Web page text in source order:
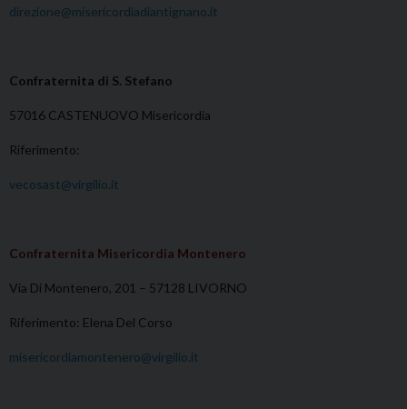
direzione@misericordiadiantignano.it
Confraternita di S. Stefano
57016 CASTENUOVO Misericordia
Riferimento:
vecosast@virgilio.it
Confraternita Misericordia Montenero
Via Di Montenero, 201 – 57128 LIVORNO
Riferimento: Elena Del Corso
misericordiamontenero@virgilio.it